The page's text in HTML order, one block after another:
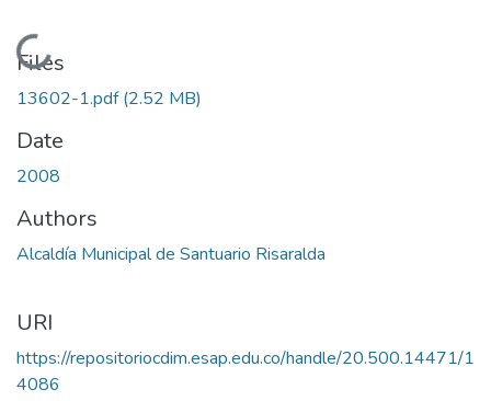
Loading...
Files
13602-1.pdf(2.52 MB)
Date
2008
Authors
Alcaldía Municipal de Santuario Risaralda
URI
https://repositoriocdim.esap.edu.co/handle/20.500.14471/1
4086